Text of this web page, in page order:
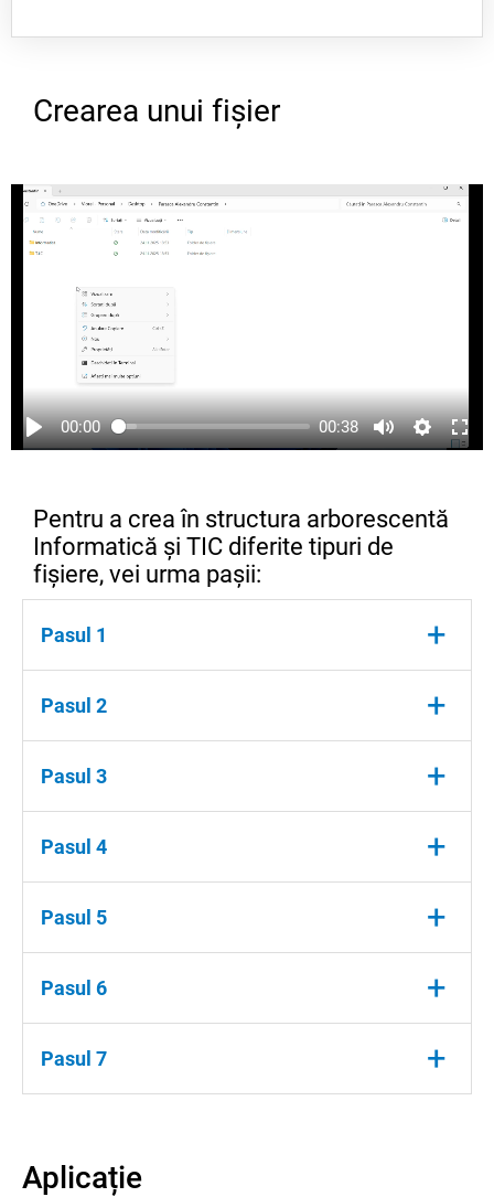
și T.IC
și T.I.Cexecută dublu clic pe folderul
Informatică și T.I.C,în interiorul acestuia,
deoarece există aplicații care nu le
recunosc! Continuă pentru a finaliza toată
structura arborescentă.
Crearea unui fișier
00:00 00:38
Pentru a crea în structura arborescentă
Informatică și TIC diferite tipuri de
fișiere, vei urma pașii:
Pasul 1 +
Deschide folderulInformatică și tic apoi
subfolderul TIC.
Pasul 2 +
Clic dreapta,pe un loc liber și din meniul apărut,
alege opt. Nou→Bitmap Image File
Pasul 3 +
Scrie, folosind tastatura, foto.bmp.
Pasul 4 +
Clic dreapta, alege opțiunea Nou→Document
Microsoft Word.
Pasul 5 +
Scrie, folosind tastatura, document.docx.
Pasul 6 +
Clic dreapta, alege opțiunea Nou→Document
text.
Pasul 7 +
Aplicație